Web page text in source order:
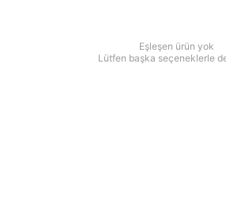
Eşleşen ürün yok
Lütfen başka seçeneklerle